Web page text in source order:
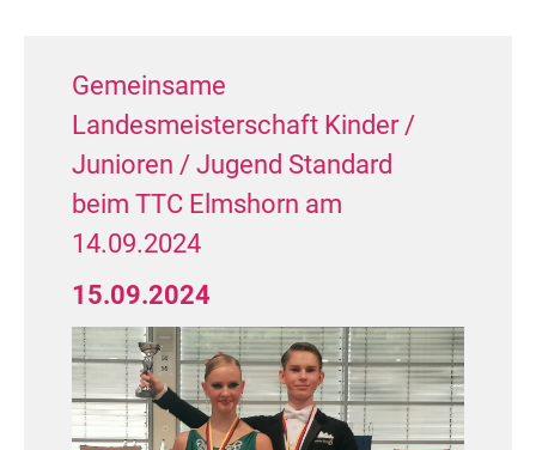
MAS V S Standard (5 Paare)
3. Platz: Günter Göhrl / Helga Göhrl
(TT im Ostseetanz Greifswald e.V.)
Landesmeister TMV
Herzlichen Glückwunsch!
Gemeinsame
Landesmeisterschaft Kinder /
Junioren / Jugend Standard
beim TTC Elmshorn am
14.09.2024
15.09.2024